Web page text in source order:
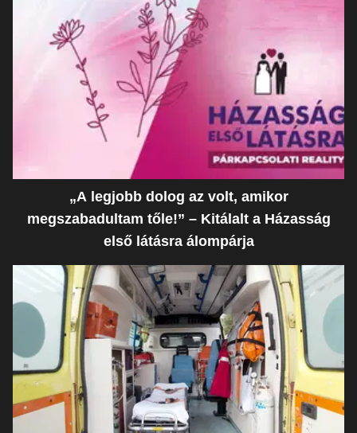
„A legjobb dolog az volt, amikor
megszabadultam tőle!” – Kitálalt a Házasság
első látásra álompárja